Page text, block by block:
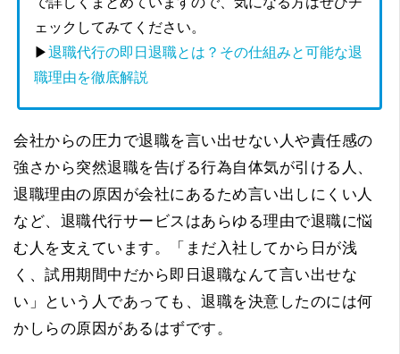
ェックしてみてください。
▶退職代行の即日退職とは？その仕組みと可能な退
職理由を徹底解説
会社からの圧力で退職を言い出せない人や責任感の
強さから突然退職を告げる行為自体気が引ける人、
退職理由の原因が会社にあるため言い出しにくい人
など、退職代行サービスはあらゆる理由で退職に悩
む人を支えています。「まだ入社してから日が浅
く、試用期間中だから即日退職なんて言い出せな
い」という人であっても、退職を決意したのには何
かしらの原因があるはずです。